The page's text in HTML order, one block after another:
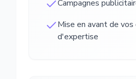
Campagnes
Mise en avant de vos
d'expertise